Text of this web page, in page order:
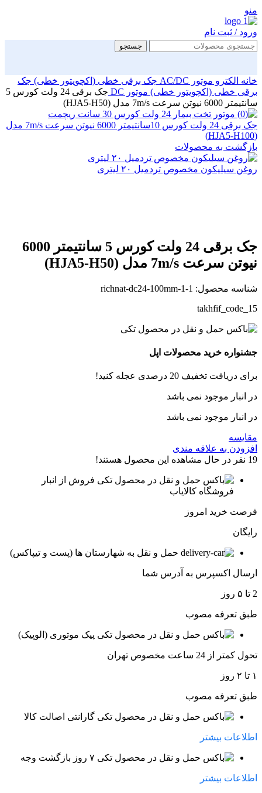
منو
ورود / ثبت نام
جستجو
خانه الکترو موتور AC/DC جک برقی خطی (اکچویتور خطی) جک
برقی خطی (اکچویتور خطی) موتور DC
جک برقی 24 ولت کورس 5
سانتیمتر 6000 نیوتن سرعت 7m/s مدل (HJA5-H50)
جک برقی 24 ولت کورس 10سانتیمتر 6000 نیوتن سرعت 7m/s مدل
(HJA5-H100)
بازگشت به محصولات
روغن سیلیکون مخصوص تردمیل ۲۰ لیتری
جک برقی 24 ولت کورس 5 سانتیمتر 6000
نیوتن سرعت 7m/s مدل (HJA5-H50)
شناسه محصول: richnat-dc24-100mm-1-1
takhfif_code_15
جشنواره خرید محصولات اپل
برای دریافت تخفیف 20 درصدی عجله کنید!
در انبار موجود نمی باشد
در انبار موجود نمی باشد
مقایسه
افزودن به علاقه مندی
19 نفر در حال مشاهده این محصول هستند!
فروش از انبار
فروشگاه کالایاب
فرصت خرید امروز
رایگان
حمل و نقل به شهارستان ها (پست و تیپاکس)
ارسال اکسپرس به آدرس شما
2 تا ۵ روز
طبق تعرفه مصوب
پیک موتوری (الوپیک)
تحول کمتر از 24 ساعت مخصوص تهران
۱ تا ۲ روز
طبق تعرفه مصوب
گارانتی اصالت کالا
اطلاعات بیشتر
۷ روز بازگشت وجه
اطلاعات بیشتر